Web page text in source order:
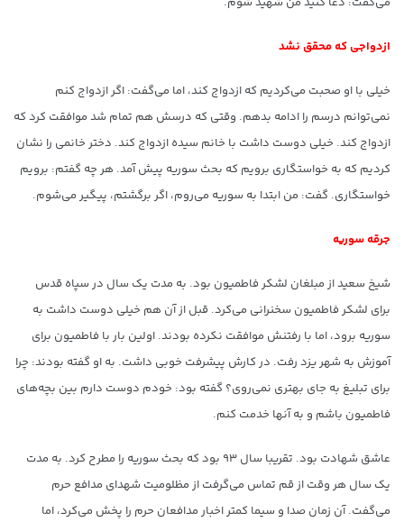
ازدواجی که محقق نشد
خیلی با او صحبت می‌کردیم که ازدواج کند، اما می‌گفت: اگر ازدواج کنم
نمی‌توانم درسم را ادامه بدهم. وقتی که درسش هم تمام شد موافقت کرد که
ازدواج کند. خیلی دوست داشت با خانم سیده ازدواج کند. دختر خانمی را نشان
کردیم که به خواستگاری برویم که بحث سوریه پیش آمد. هر چه گفتم: برویم
خواستگاری. گفت: من ابتدا به سوریه می‌روم، اگر برگشتم، پیگیر می‌شوم.
جرقه سوریه
شیخ سعید از مبلغان لشکر فاطمیون بود. به مدت یک سال در سپاه قدس
برای لشکر فاطمیون سخنرانی می‌کرد. قبل از آن هم خیلی دوست داشت به
سوریه برود، اما با رفتنش موافقت نکرده بودند. اولین بار با فاطمیون برای
آموزش به شهر یزد رفت. در کارش پیشرفت خوبی داشت. به او گفته بودند: چرا
برای تبلیغ به جای بهتری نمی‌روی؟ گفته بود: خودم دوست دارم بین بچه‌های
فاطمیون باشم و به آنها خدمت کنم.
عاشق شهادت بود. تقریبا سال ۹۳ بود که بحث سوریه را مطرح کرد. به مدت
یک سال هر وقت از قم تماس می‌گرفت از مظلومیت شهدای مدافع حرم
می‌گفت. آن زمان صدا و سیما کمتر اخبار مدافعان حرم را پخش می‌کرد، اما